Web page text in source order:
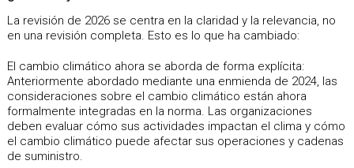
La revisión de 2026 se centra en la claridad y la relevancia, no
en una revisión completa. Esto es lo que ha cambiado:
El cambio climático ahora se aborda de forma explícita:
Anteriormente abordado mediante una enmienda de 2024, las
consideraciones sobre el cambio climático están ahora
formalmente integradas en la norma. Las organizaciones
deben evaluar cómo sus actividades impactan el clima y cómo
el cambio climático puede afectar sus operaciones y cadenas
de suministro.